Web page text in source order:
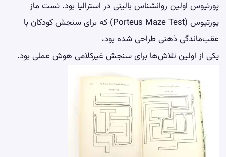
پورتیوس اولین روانشناس بالینی در استرالیا بود. تست ماز
پورتیوس (Porteus Maze Test) که برای سنجش کودکان با
عقب‌ماندگی ذهنی طراحی شده بود،
یکی از اولین تلاش‌ها برای سنجش غیرکلامی هوش عملی بود.